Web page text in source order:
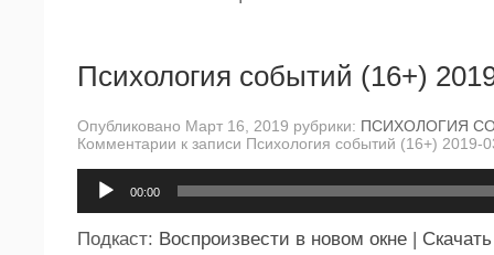
Психология событий (16+)
Опубликовано Март 16, 2019 рубрики: ПСИХОЛОГИЯ
Комментарии к записи Психология событий (16+) 2019-
00:00
Подкаст: Воспроизвести в новом окне
Скачать